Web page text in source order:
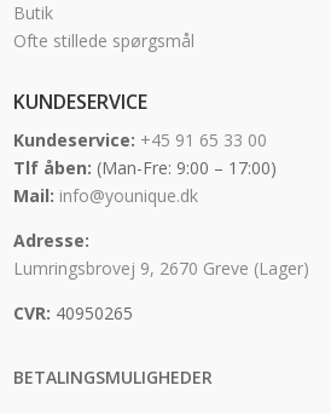
Butik
Ofte stillede spørgsmål
KUNDESERVICE
Kundeservice: +45 91 65 33 00
Tlf åben: (Man-Fre: 9:00 – 17:00)
Mail: info@younique.dk
Adresse:
Lumringsbrovej 9, 2670 Greve (Lager)
CVR: 40950265
BETALINGSMULIGHEDER